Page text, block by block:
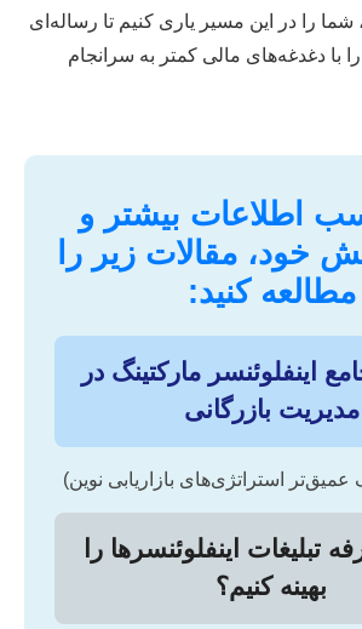
شما را در این مسیر یاری کنیم تا رساله‌ای
را با دغدغه‌های مالی کمتر به سرانجام
اطلاعات بیشتر و
خود، مقالات زیر را
مطالعه کنید:
اینفلوئنسر مارکتینگ در
مدیریت بازرگانی
عمیق‌تر استراتژی‌های بازاریابی نوین)
تبلیغات اینفلوئنسرها را
بهینه کنیم؟